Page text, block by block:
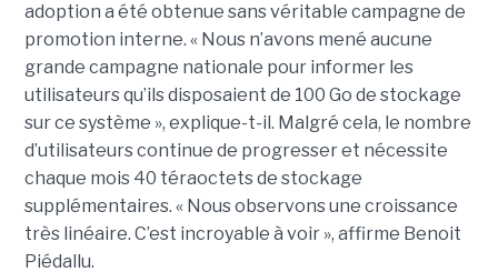
adoption a été obtenue sans véritable campagne de
promotion interne. « Nous n’avons mené aucune
grande campagne nationale pour informer les
utilisateurs qu’ils disposaient de 100 Go de stockage
sur ce système », explique-t-il. Malgré cela, le nombre
d’utilisateurs continue de progresser et nécessite
chaque mois 40 téraoctets de stockage
supplémentaires. « Nous observons une croissance
très linéaire. C’est incroyable à voir », affirme Benoit
Piédallu.